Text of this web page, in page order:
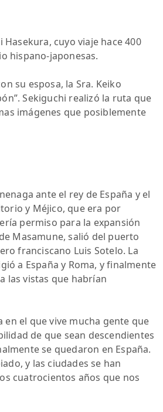
cuyo viaje hace 400
hispano-japonesas.
su esposa, la Sra. Keiko
Sekiguchi realizó la ruta que
imágenes que posiblemente
ante el rey de España y el
y Méjico, que era por
permiso para la expansión
Masamune, salió del puerto
franciscano Luis Sotelo. La
a España y Roma, y finalmente
las vistas que habrían
en el que vive mucha gente que
de que sean descendientes
se quedaron en España.
y las ciudades se han
cuatrocientos años que nos